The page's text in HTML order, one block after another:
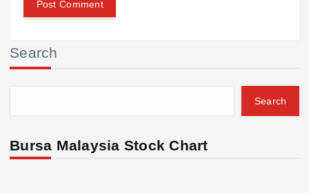
Search
Search
Bursa Malaysia Stock Chart